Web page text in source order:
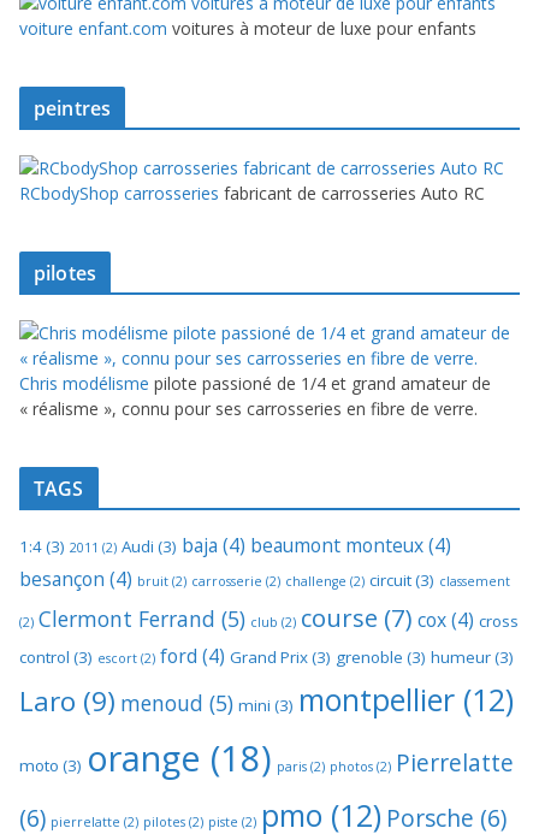
voiture enfant.com voitures à moteur de luxe pour enfants
peintres
RCbodyShop carrosseries fabricant de carrosseries Auto RC
pilotes
Chris modélisme pilote passioné de 1/4 et grand amateur de
« réalisme », connu pour ses carrosseries en fibre de verre.
TAGS
1:4(3) 2011 (2) Audi (3) baja (4) beaumont monteux(4)
besançon (4) bruit (2) carrosserie (2) challenge (2) circuit(3) classement
(2) Clermont Ferrand (5) club (2) course (7) cox(4) cross
control (3) escort (2) ford (4) Grand Prix(3) grenoble (3) humeur(3)
Laro (9) menoud (5) mini (3) montpellier (12)
moto (3) orange (18) paris (2) photos (2) Pierrelatte
(6) pierrelatte (2) pilotes (2) piste (2) pmo (12) Porsche (6)